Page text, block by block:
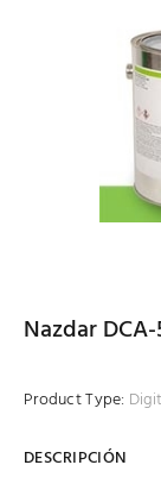
Nazdar
Product Type:
DESCRIPCIÓN